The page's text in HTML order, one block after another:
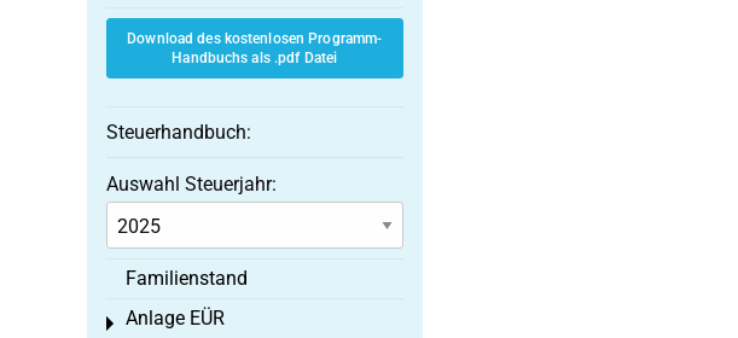
Download des kostenlosen Programm-
Handbuchs als .pdf Datei
Steuerhandbuch:
Auswahl Steuerjahr:
Familienstand
Anlage EÜR
Toggle menu